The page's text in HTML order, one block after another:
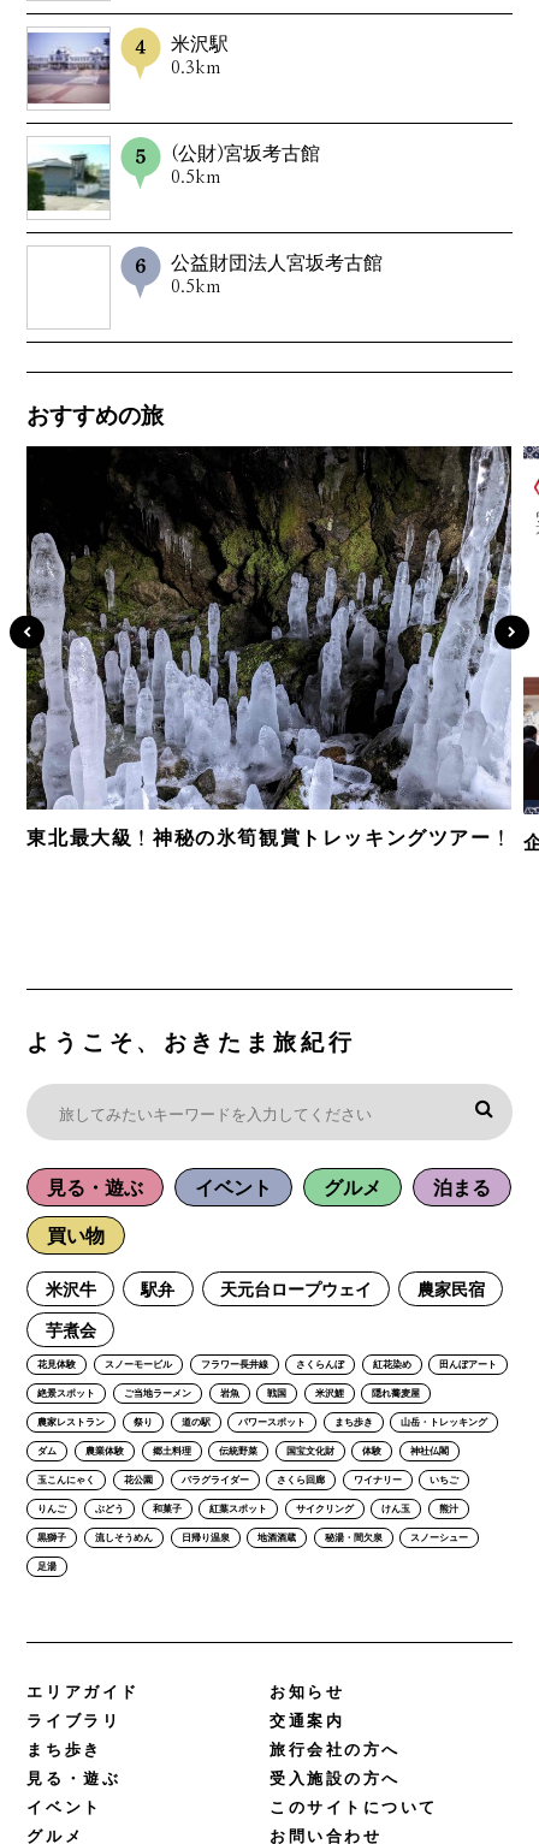
米沢駅
0.3km
(公財)宮坂考古館
0.5km
公益財団法人宮坂考古館
0.5km
おすすめの旅
東北最大級！神秘の氷筍観賞トレッキングツアー！
ようこそ、おきたま旅紀行
見る・遊ぶ イベント グルメ 泊まる
買い物
米沢牛 駅弁 天元台ロープウェイ 農家民宿
芋煮会
花見体験 スノーモービル フラワー長井線 さくらんぼ 紅花染め 田んぼアート
絶景スポット ご当地ラーメン 岩魚 戦国 米沢鯉 隠れ蕎麦屋
農家レストラン 祭り 道の駅 パワースポット まち歩き 山岳・トレッキング
ダム 農業体験 郷土料理 伝統野菜 国宝文化財 体験 神社仏閣
玉こんにゃく 花公園 パラグライダー さくら回廊 ワイナリー いちご
りんご ぶどう 和菓子 紅葉スポット サイクリング けん玉 熊汁
黒獅子 流しそうめん 日帰り温泉 地酒酒蔵 秘湯・間欠泉 スノーシュー
足湯
エリアガイド
ライブラリ
まち歩き
見る・遊ぶ
イベント
グルメ
お知らせ
交通案内
旅行会社の方へ
受入施設の方へ
このサイトについて
お問い合わせ